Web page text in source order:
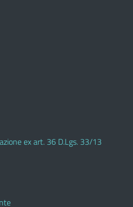
ex art. 36 D.Lgs. 33/13